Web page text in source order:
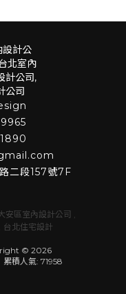
二段157號7F
安區室內設計公司
台北住宅設計
© 2026
累積人氣: 71958